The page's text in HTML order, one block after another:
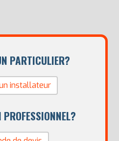
PARTICULIER?
installateur